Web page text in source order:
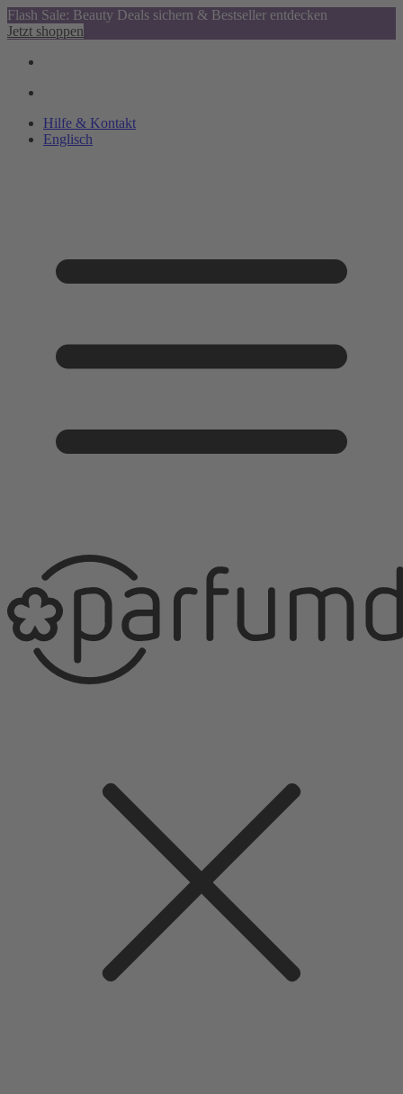
Flash Sale: Beauty Deals sichern & Bestseller entdecken
Jetzt shoppen
Hilfe & Kontakt
Englisch